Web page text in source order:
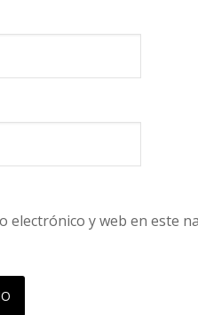
electrónico y web en este